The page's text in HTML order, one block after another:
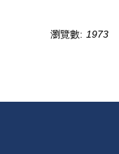
瀏覽數: 1973